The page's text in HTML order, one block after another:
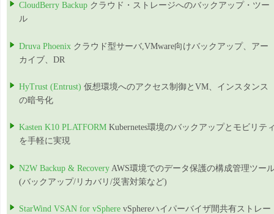
CloudBerry Backup クラウド・ストレージへのバックアップ・ツー
ル
Druva Phoenix クラウド型サーバ,VMware向けバックアップ、アー
カイブ、DR
HyTrust (Entrust) 仮想環境へのアクセス制御とVM、インスタンス
の暗号化
Kasten K10 PLATFORM Kubernetes環境のバックアップとモビリテ
を手軽に実現
N2W Backup & Recovery AWS環境でのデータ保護の構成管理ツー
(バックアップ/リカバリ/災害対策など)
StarWind VSAN for vSphere vSphereハイパーバイザ間共有ストレー